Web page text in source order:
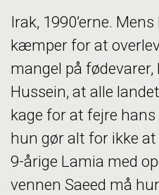
Irak, 1990’erne.
kæmper for at
mangel på
Hussein, at alle
kage for at fejre
hun gør alt for ikke
9-årige Lamia med
vennen Saeed må